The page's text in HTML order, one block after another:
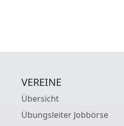
VEREINE
Übersicht
Übungsleiter Jobbörse